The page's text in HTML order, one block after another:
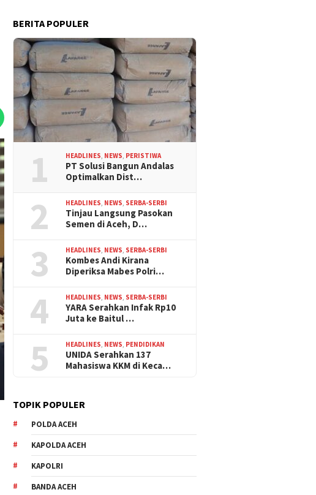
BERITA POPULER
1 HEADLINES NEWS PERISTIWA
PT Solusi Bangun Andalas
Optimalkan Dist…
2 HEADLINES NEWS SERBA-SERBI
Tinjau Langsung Pasokan
Semen di Aceh, D…
3 HEADLINES NEWS SERBA-SERBI
Kombes Andi Kirana
Diperiksa Mabes Polri…
4 HEADLINES NEWS SERBA-SERBI
YARA Serahkan Infak Rp10
Juta ke Baitul …
5 HEADLINES NEWS PENDIDIKAN
UNIDA Serahkan 137
Mahasiswa KKM di Keca…
TOPIK POPULER
POLDA ACEH
KAPOLDA ACEH
KAPOLRI
BANDA ACEH